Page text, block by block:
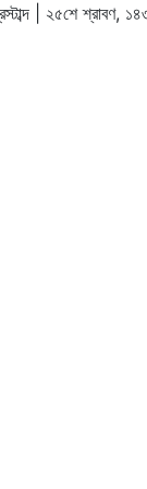
| ২৫শে শ্রাবণ,